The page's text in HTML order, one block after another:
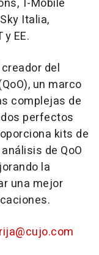
T-Mobile
Sky Italia,
EE.
del
un marco
complejas de
perfectos
kits de
de QoO
la
una mejor